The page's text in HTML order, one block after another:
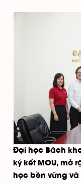
Đại học Bách
ký kết MOU, mở
học bền vững